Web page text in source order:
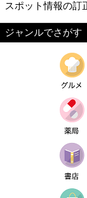
スポット情報の訂
ジャンルでさがす